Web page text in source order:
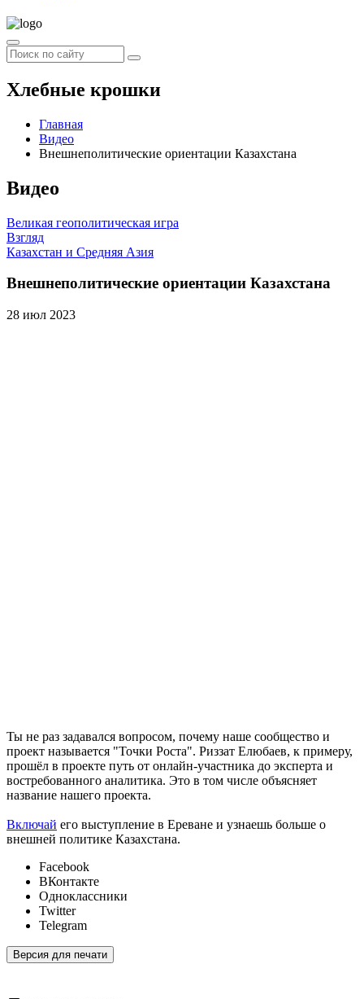
Хлебные крошки
Главная
Видео
Внешнеполитические ориентации Казахстана
Видео
Великая геополитическая игра
Взгляд
Казахстан и Средняя Азия
Внешнеполитические ориентации Казахстана
28 июл 2023
Ты не раз задавался вопросом, почему наше сообщество и
проект называется "Точки Роста". Риззат Елюбаев, к примеру,
прошёл в проекте путь от онлайн-участника до эксперта и
востребованного аналитика. Это в том числе объясняет
название нашего проекта.
Включай его выступление в Ереване и узнаешь больше о
внешней политике Казахстана.
Facebook
ВКонтакте
Одноклассники
Twitter
Telegram
Версия для печати